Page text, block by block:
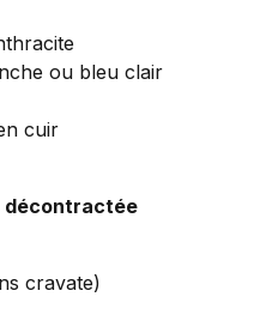
ou bleu clair
cuir
décontractée
cravate)